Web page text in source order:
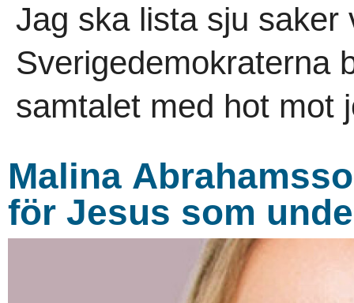
Jag ska lista sju saker
Sverigedemokraterna
samtalet med hot mot
Malina
för Jesus som